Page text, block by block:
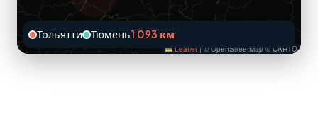
Leaflet | © OpenStreetMap © CARTO
Тольятти Тюмень1 093 км